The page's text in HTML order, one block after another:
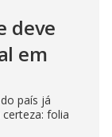
deve
em
país já
folia